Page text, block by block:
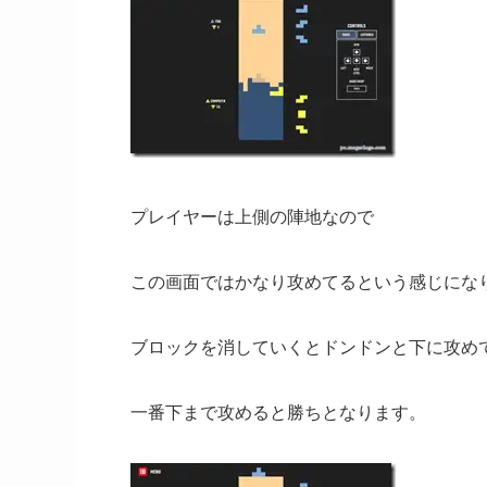
プレイヤーは上側の陣地なので
この画面ではかなり攻めてるという感じにな
ブロックを消していくとドンドンと下に攻め
一番下まで攻めると勝ちとなります。